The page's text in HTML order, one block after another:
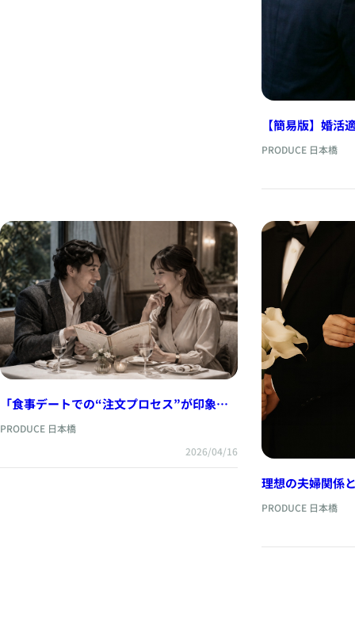
【簡易版】婚活
PRODUCE 日本橋
「食事デートでの“注文プロセス”が印象を
PRODUCE 日本橋
2026/04/16
理想の夫婦関係
PRODUCE 日本橋